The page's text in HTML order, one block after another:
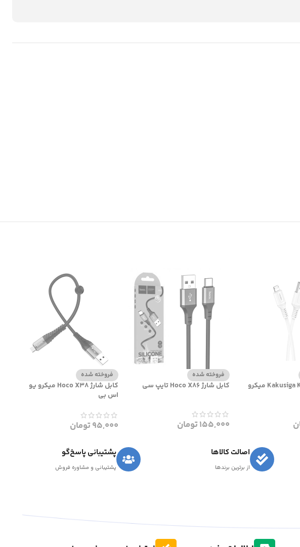
فروخته شده
کابل شارژ Hoco X86 تایپ سی
155,000تومان
فروخته شده
کابل شارژ Hoco X38 میکرو یو
اس بی
95,000تومان
اصالت کالاها
از برترین برندها
پشتیبانی پاسخ‌گو
پشتیبانی و مشاوره فروش